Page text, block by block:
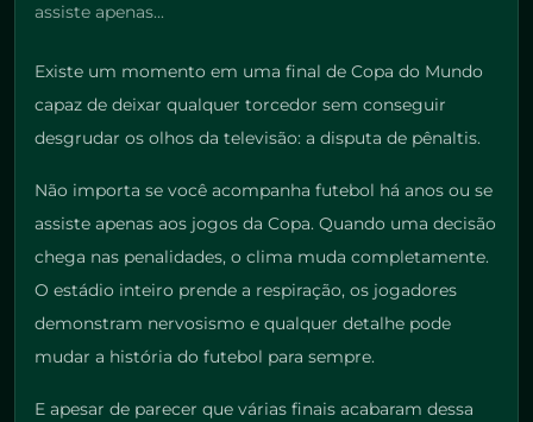
assiste apenas...
Existe um momento em uma final de Copa do Mundo
capaz de deixar qualquer torcedor sem conseguir
desgrudar os olhos da televisão: a disputa de pênaltis.
Não importa se você acompanha futebol há anos ou se
assiste apenas aos jogos da Copa. Quando uma decisão
chega nas penalidades, o clima muda completamente.
O estádio inteiro prende a respiração, os jogadores
demonstram nervosismo e qualquer detalhe pode
mudar a história do futebol para sempre.
E apesar de parecer que várias finais acabaram dessa